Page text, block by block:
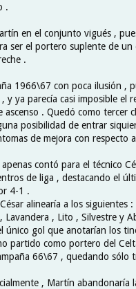
.
en el conjunto vigués ,
ser el portero suplente de
.
1966\67 con poca ilusión ,
y ya parecía casi imposible el
. Quedó como tercer
posibilidad de entrar
de mejora con respecto
contó para el técnico
de liga , destacando el
4-1 .
alinearía a los siguientes
Lavandera , Lito , Silvestre y
único gol que anotarían los
partido como portero del
66\67 , quedando sólo
, Martín abandonaría